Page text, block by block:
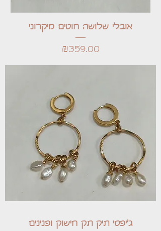
אובלי שלושה חוטים מיקרוני
Price
₪359.00
ג'יפסי תיק תק חישוק ופנינים